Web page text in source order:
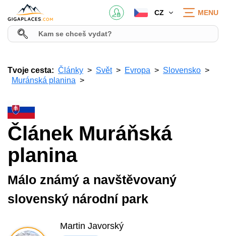
CZ MENU
Tvoje cesta: Články Svět Evropa
Slovensko
Muránská planina
Článek Muráňská
planina
Málo známý a navštěvovaný
slovenský národní park
Martin Javorský